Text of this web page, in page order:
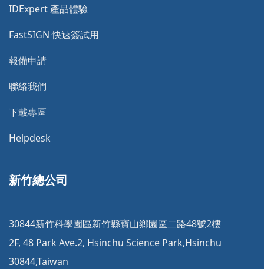
IDExpert 產品體驗
FastSIGN 快速簽試用
報備申請
聯絡我們
下載專區
Helpdesk
新竹總公司
30844新竹科學園區新竹縣寶山鄉園區二路48號2樓
2F, 48 Park Ave.2, Hsinchu Science Park,Hsinchu
30844,Taiwan